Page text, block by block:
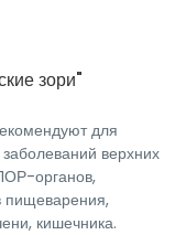
зори"
для
верхних
органов,
пищеварения,
кишечника.